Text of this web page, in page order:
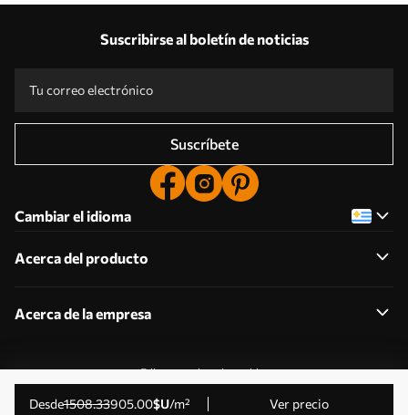
desde1508.33905.00$U/m² Ver precio
Suscribirse al boletín de noticias
Suscríbete
Cambiar el idioma
Acerca del producto
Acerca de la empresa
Editar permisos de cookies
© 2011-2026 Uwalls . Todos los derechos reservados.